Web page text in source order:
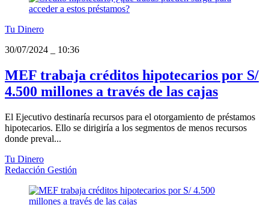
Tu Dinero
30/07/2024
10:36
MEF trabaja créditos hipotecarios por S/
4.500 millones a través de las cajas
El Ejecutivo destinaría recursos para el otorgamiento de préstamos
hipotecarios. Ello se dirigiría a los segmentos de menos recursos
donde preval...
Tu Dinero
Redacción Gestión